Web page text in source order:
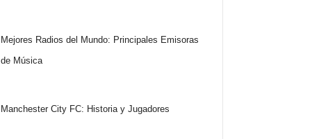
Mejores Radios del Mundo: Principales Emisoras
de Música
Manchester City FC: Historia y Jugadores